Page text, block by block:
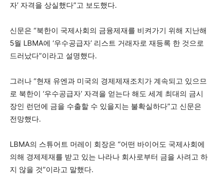
자’ 자격을 상실했다”고 보도했다.
신문은 “북한이 국제사회의 금융제재를 비켜가기 위해 지난해
5월 LBMA에 ‘우수공급자’ 리스트 거래자로 재등록 한 것으로
드러났다”이라고 설명했다.
그러나 “현재 유엔과 미국의 경제제재조치가 계속되고 있으므
로 북한이 ‘우수공급자’ 자격을 얻는다 해도 세계 최대의 금시
장인 런던에 금을 수출할 수 있을지는 불확실하다”고 신문은
전망했다.
LBMA의 스튜어트 머레이 회장은 “어떤 바이어도 국제사회에
의해 경제제재를 받고 있는 나라나 회사로부터 금을 사려고 하
지 않을 것”이라고 말했다.